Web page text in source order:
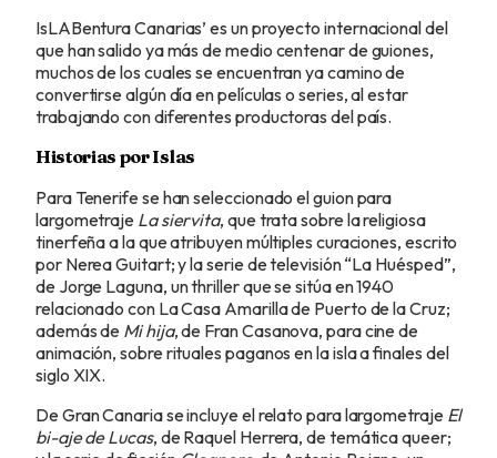
IsLABentura Canarias’ es un proyecto internacional del
que han salido ya más de medio centenar de guiones,
muchos de los cuales se encuentran ya camino de
convertirse algún día en películas o series, al estar
trabajando con diferentes productoras del país.
Historias por Islas
Para Tenerife se han seleccionado el guion para
largometraje La siervita, que trata sobre la religiosa
tinerfeña a la que atribuyen múltiples curaciones, escrito
por Nerea Guitart; y la serie de televisión “La Huésped”,
de Jorge Laguna, un thriller que se sitúa en 1940
relacionado con La Casa Amarilla de Puerto de la Cruz;
además de Mi hija, de Fran Casanova, para cine de
animación, sobre rituales paganos en la isla a finales del
siglo XIX.
De Gran Canaria se incluye el relato para largometraje El
bi-aje de Lucas, de Raquel Herrera, de temática queer;